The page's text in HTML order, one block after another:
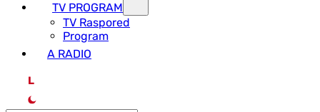
TV PROGRAM
ТV Raspored
Program
A RADIO
L